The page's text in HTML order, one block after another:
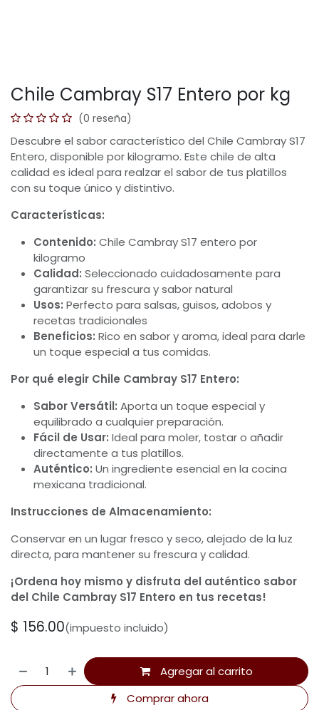
Chile Cambray S17 Entero por kg
(0 reseña)
Descubre el sabor característico del Chile Cambray S17
Entero, disponible por kilogramo. Este chile de alta
calidad es ideal para realzar el sabor de tus platillos
con su toque único y distintivo.
Características:
Contenido: Chile Cambray S17 entero por
kilogramo
Calidad: Seleccionado cuidadosamente para
garantizar su frescura y sabor natural
Usos: Perfecto para salsas, guisos, adobos y
recetas tradicionales
Beneficios: Rico en sabor y aroma, ideal para darle
un toque especial a tus comidas.
Por qué elegir Chile Cambray S17 Entero:
Sabor Versátil: Aporta un toque especial y
equilibrado a cualquier preparación.
Fácil de Usar: Ideal para moler, tostar o añadir
directamente a tus platillos.
Auténtico: Un ingrediente esencial en la cocina
mexicana tradicional.
Instrucciones de Almacenamiento:
Conservar en un lugar fresco y seco, alejado de la luz
directa, para mantener su frescura y calidad.
¡Ordena hoy mismo y disfruta del auténtico sabor
del Chile Cambray S17 Entero en tus recetas!
$ 156.00(impuesto incluido)
Agregar al carrito
Comprar ahora